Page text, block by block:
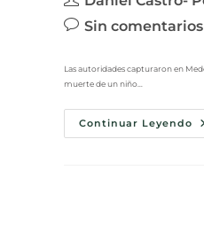
Sin comentarios
Las autoridades capturaron en
muerte de un niño…
Continuar Leyendo